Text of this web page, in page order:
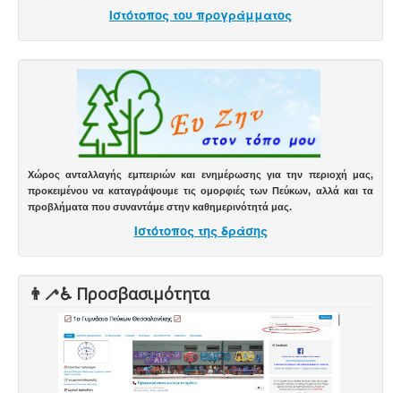
Ιστότοπος του προγράμματος
Χώρος ανταλλαγής εμπειριών και ενημέρωσης για την περιοχή μας,
προκειμένου να καταγράψουμε τις ομορφιές των Πεύκων, αλλά και τα
προβλήματα που συναντάμε στην καθημερινότητά μας.
Ιστότοπος της δράσης
👨‍🦯♿️ Προσβασιμότητα